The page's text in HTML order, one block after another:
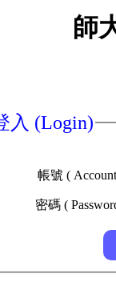
師
入 (Login)
帳號 (
密碼 (